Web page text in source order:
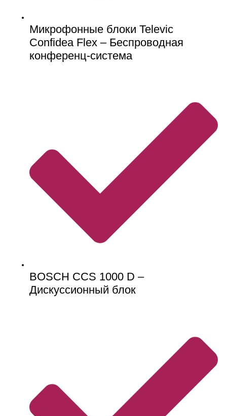
Микрофонные блоки Televic
Confidea Flex – Беспроводная
конференц-система
BOSCH CCS 1000 D –
Дискуссионный блок